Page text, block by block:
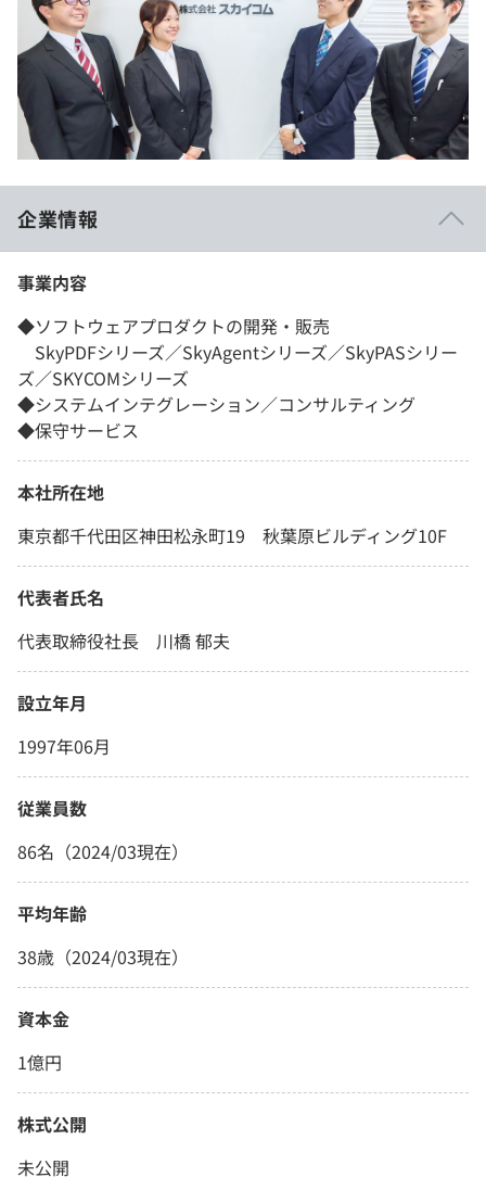
企業情報
事業内容
◆ソフトウェアプロダクトの開発・販売
SkyPDFシリーズ／SkyAgentシリーズ／SkyPASシリー
ズ／SKYCOMシリーズ
◆システムインテグレーション／コンサルティング
◆保守サービス
本社所在地
東京都千代田区神田松永町19 秋葉原ビルディング10F
代表者氏名
代表取締役社長 川橋 郁夫
設立年月
1997年06月
従業員数
86名（2024/03現在）
平均年齢
38歳（2024/03現在）
資本金
1億円
株式公開
未公開